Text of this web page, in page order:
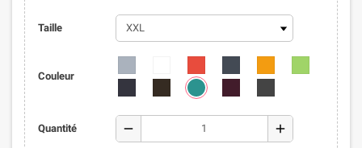
Taille
Couleur
Quantité remove add